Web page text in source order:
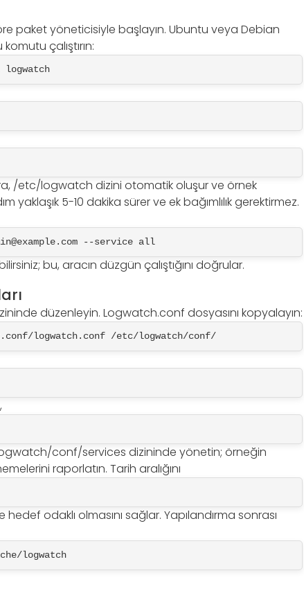
paket yöneticisiyle başlayın. Ubuntu veya Debian
çalıştırın:
/etc/logwatch dizini otomatik oluşur ve örnek
yaklaşık 5-10 dakika sürer ve ek bağımlılık gerektirmez.
--service all
bu, aracın düzgün çalıştığını doğrular.
düzenleyin. Logwatch.conf dosyasını kopyalayın:
logwatch.conf /etc/logwatch/conf/
conf/services dizininde yönetin; örneğin
raporlatın. Tarih aralığını
hedef odaklı olmasını sağlar. Yapılandırma sonrası
logwatch